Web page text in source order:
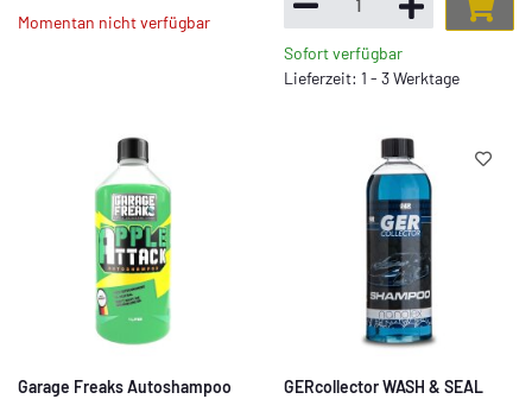
Momentan nicht verfügbar
Sofort verfügbar
Lieferzeit: 1 - 3 Werktage
Garage Freaks Autoshampoo
GERcollector WASH & SEAL